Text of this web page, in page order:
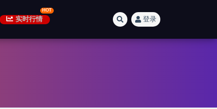
实时行情 登录